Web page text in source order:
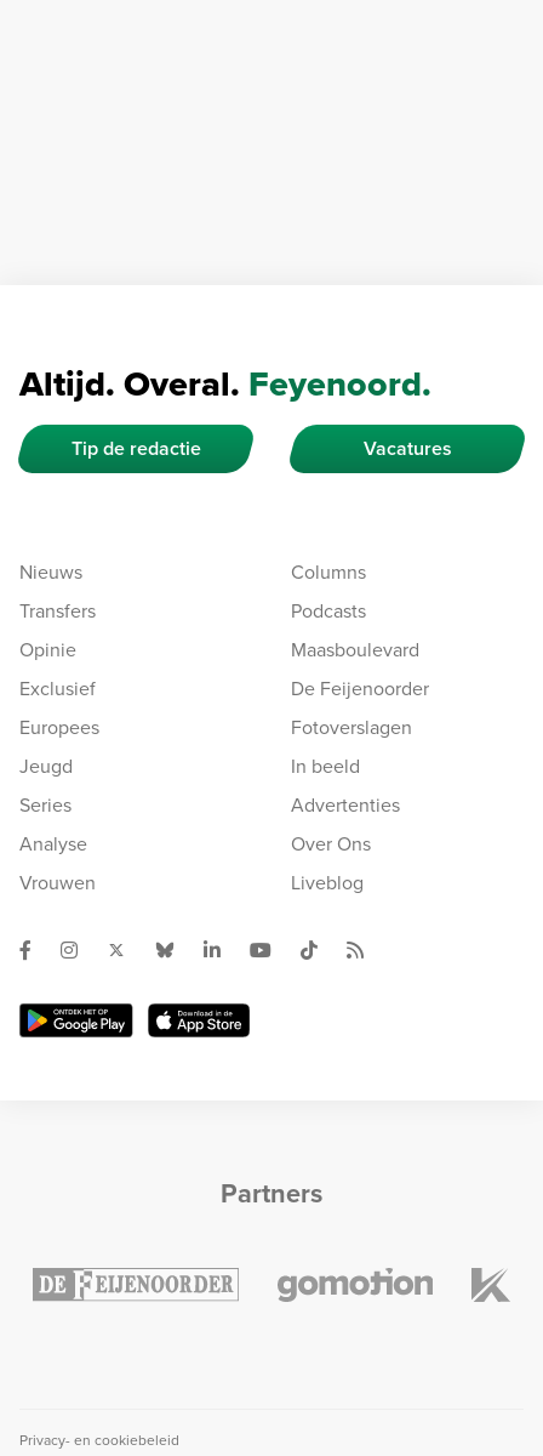
Altijd. Overal. Feyenoord.
Tip de redactie Vacatures
Nieuws
Transfers
Opinie
Exclusief
Europees
Jeugd
Series
Analyse
Vrouwen
Columns
Podcasts
Maasboulevard
De Feijenoorder
Fotoverslagen
In beeld
Advertenties
Over Ons
Liveblog
Partners
Privacy- en cookiebeleid